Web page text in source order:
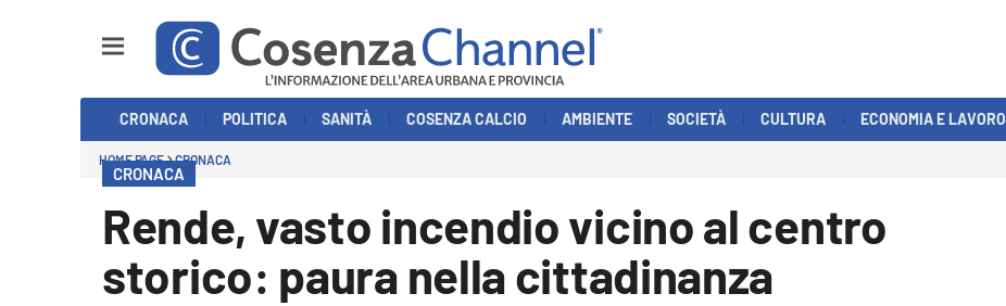
Economia e Lavoro
CRONACA POLITICA SANITÀ COSENZA CALCIO AMBIENTE SOCIETÀ CULTURA ECONOMIA E LAVORO
HOME PAGE CRONACA
CRONACA
Rende, vasto incendio vicino al centro
storico: paura nella cittadinanza